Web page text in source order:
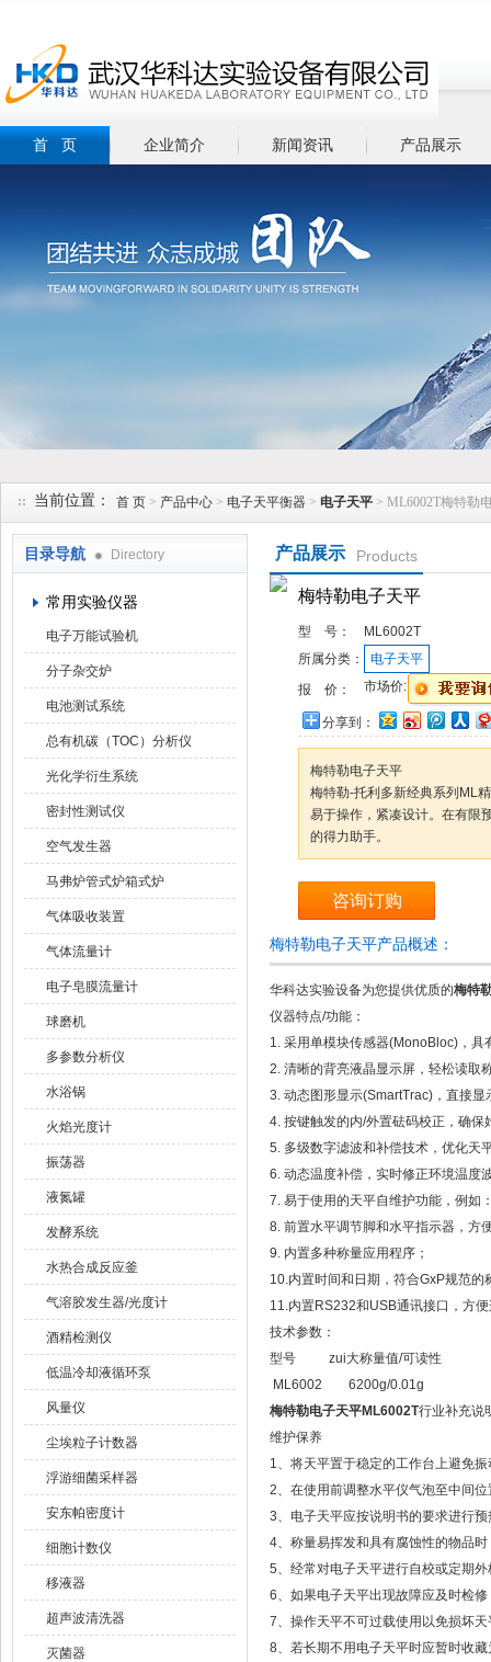
首 页 企业简介 新闻资讯 产品展示
当前位置： 首 页 > 产品中心 > 电子天平衡器 > 电子天平 > ML6002T梅特勒
目录导航 Directory
常用实验仪器
电子万能试验机
分子杂交炉
电池测试系统
总有机碳（TOC）分析仪
光化学衍生系统
密封性测试仪
空气发生器
马弗炉管式炉箱式炉
气体吸收装置
气体流量计
电子皂膜流量计
球磨机
多参数分析仪
水浴锅
火焰光度计
振荡器
液氮罐
发酵系统
水热合成反应釜
气溶胶发生器/光度计
酒精检测仪
低温冷却液循环泵
风量仪
尘埃粒子计数器
浮游细菌采样器
安东帕密度计
细胞计数仪
移液器
超声波清洗器
灭菌器
产品展示 Products
梅特勒电子天平
型 号：
ML6002T
所属分类：
电子天平
报 价：
市场价:
分享到：
梅特勒电子天平
梅特勒-托利多新经典系列ML
易于操作，紧凑设计。在有限
的得力助手。
咨询订购
梅特勒电子天平产品概述：
华科达实验设备为您提供优质的梅特
仪器特点/功能：
1. 采用单模块传感器(MonoBloc)，
2. 清晰的背亮液晶显示屏，轻松读取
3. 动态图形显示(SmartTrac)，直接
4. 按键触发的内/外置砝码校正，确保
5. 多级数字滤波和补偿技术，优化天
6. 动态温度补偿，实时修正环境温度
7. 易于使用的天平自维护功能，例如
8. 前置水平调节脚和水平指示器，方
9. 内置多种称量应用程序；
10.内置时间和日期，符合GxP规范的
11.内置RS232和USB通讯接口，方
技术参数：
型号 zui大称量值/可读性
ML6002 6200g/0.01g
梅特勒电子天平ML6002T行业补充说
维护保养
1、将天平置于稳定的工作台上避免
2、在使用前调整水平仪气泡至中间位
3、电子天平应按说明书的要求进行预
4、称量易挥发和具有腐蚀性的物品
5、经常对电子天平进行自校或定期
6、如果电子天平出现故障应及时检修
7、操作天平不可过载使用以免损坏天
8、若长期不用电子天平时应暂时收藏